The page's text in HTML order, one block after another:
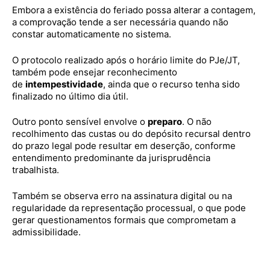
Embora a existência do feriado possa alterar a contagem,
a comprovação tende a ser necessária quando não
constar automaticamente no sistema.
O protocolo realizado após o horário limite do PJe/JT,
também pode ensejar reconhecimento
de intempestividade, ainda que o recurso tenha sido
finalizado no último dia útil.
Outro ponto sensível envolve o preparo. O não
recolhimento das custas ou do depósito recursal dentro
do prazo legal pode resultar em deserção, conforme
entendimento predominante da jurisprudência
trabalhista.
Também se observa erro na assinatura digital ou na
regularidade da representação processual, o que pode
gerar questionamentos formais que comprometam a
admissibilidade.